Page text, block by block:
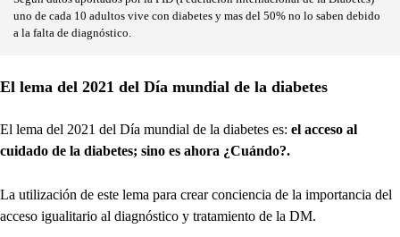
uno de cada 10 adultos vive con diabetes y mas del 50% no lo saben debido
a la falta de diagnóstico.
El lema del 2021 del Día mundial de la diabetes
El lema del 2021 del Día mundial de la diabetes es: el acceso al
cuidado de la diabetes; sino es ahora ¿Cuándo?.
La utilización de este lema para crear conciencia de la importancia del
acceso igualitario al diagnóstico y tratamiento de la DM.